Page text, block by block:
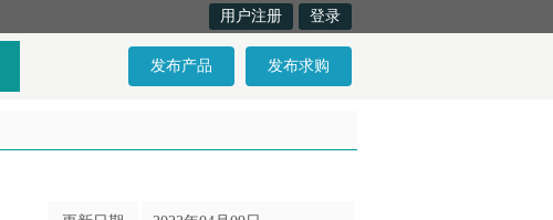
用户注册 登录
发布产品 发布求购